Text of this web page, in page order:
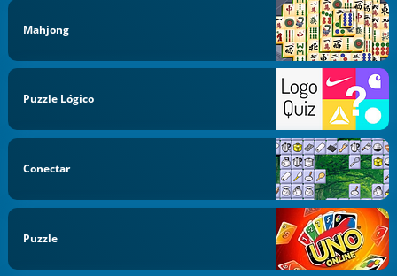
Mahjong
Puzzle Lógico
Conectar
Puzzle